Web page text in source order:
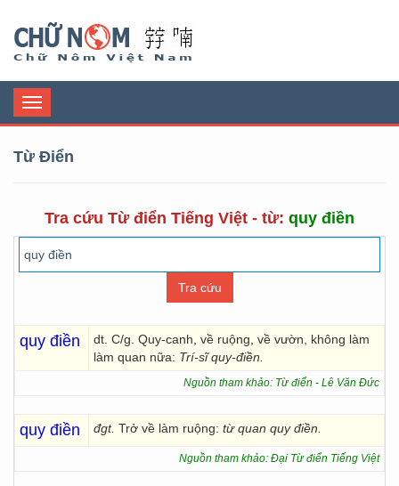
Toggle
navigation
Từ Điển
Tra cứu Từ điển Tiếng Việt - từ: quy điền
quy điền
dt. C/g. Quy-canh, về ruộng, về vườn, không làm
làm quan nữa: Trí-sĩ quy-điền.
Nguồn tham khảo: Từ điển - Lê Văn Đức
quy điền đgt. Trở về làm ruộng: từ quan quy điền.
Nguồn tham khảo: Đại Từ điển Tiếng Việt